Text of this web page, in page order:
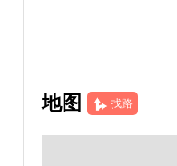
地图 找路